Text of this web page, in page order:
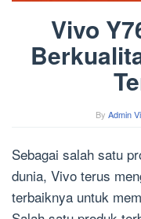
Vivo
By Admin
Sebagai salah satu
dunia, Vivo terus
terbaiknya untuk